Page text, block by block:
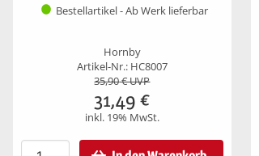
Bestellartikel - Ab Werk lieferbar
Hornby
Artikel-Nr.: HC8007
35,90€ UVP
31,49 €
inkl. 19% MwSt.